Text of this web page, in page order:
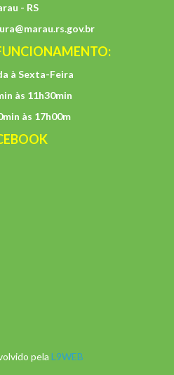
- RS
à Sexta-Feira
às 11h30min
às 17h00m
pela L9WEB